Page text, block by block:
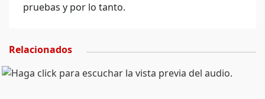
pruebas y por lo tanto.
Relacionados